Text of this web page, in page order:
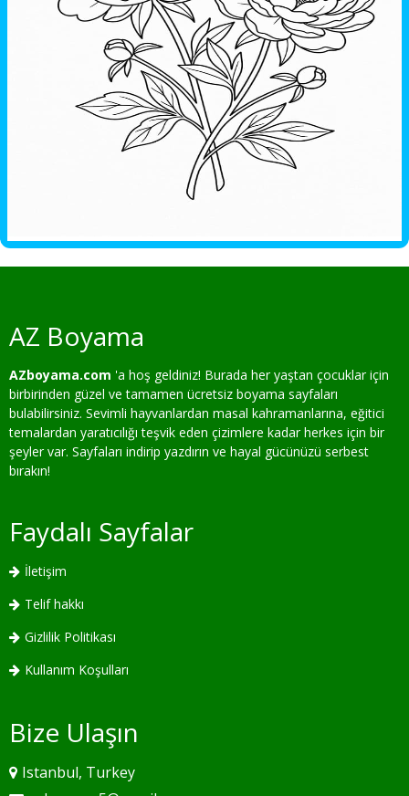
AZ Boyama
AZboyama.com 'a hoş geldiniz! Burada her yaştan çocuklar için
birbirinden güzel ve tamamen ücretsiz boyama sayfaları
bulabilirsiniz. Sevimli hayvanlardan masal kahramanlarına, eğitici
temalardan yaratıcılığı teşvik eden çizimlere kadar herkes için bir
şeyler var. Sayfaları indirip yazdırın ve hayal gücünüzü serbest
bırakın!
Faydalı Sayfalar
İletişim
Telif hakkı
Gizlilik Politikası
Kullanım Koşulları
Bize Ulaşın
Istanbul, Turkey